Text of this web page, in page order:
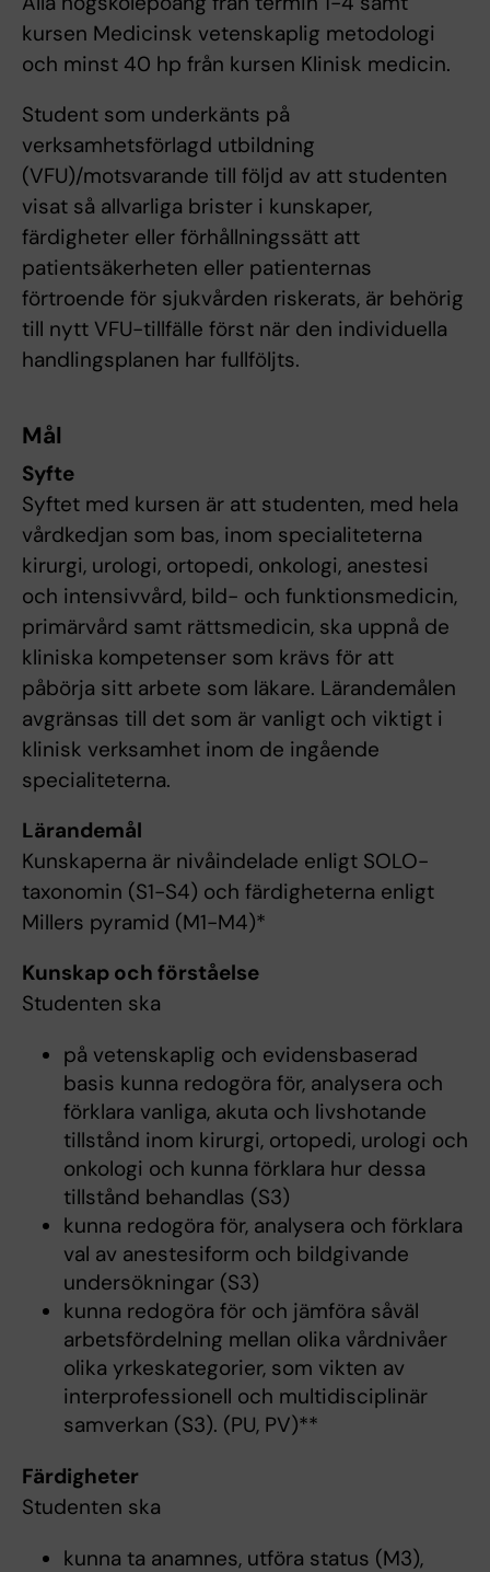
kursen Medicinsk vetenskaplig metodologi
och minst 40 hp från kursen Klinisk medicin.
Student som underkänts på
verksamhetsförlagd utbildning
(VFU)/motsvarande till följd av att studenten
visat så allvarliga brister i kunskaper,
färdigheter eller förhållningssätt att
patientsäkerheten eller patienternas
förtroende för sjukvården riskerats, är behörig
till nytt VFU-tillfälle först när den individuella
handlingsplanen har fullföljts.
Mål
Syfte
Syftet med kursen är att studenten, med hela
vårdkedjan som bas, inom specialiteterna
kirurgi, urologi, ortopedi, onkologi, anestesi
och intensivvård, bild- och funktionsmedicin,
primärvård samt rättsmedicin, ska uppnå de
kliniska kompetenser som krävs för att
påbörja sitt arbete som läkare. Lärandemålen
avgränsas till det som är vanligt och viktigt i
klinisk verksamhet inom de ingående
specialiteterna.
Lärandemål
Kunskaperna är nivåindelade enligt SOLO-
taxonomin (S1-S4) och färdigheterna enligt
Millers pyramid (M1-M4)*
Kunskap och förståelse
Studenten ska
på vetenskaplig och evidensbaserad
basis kunna redogöra för, analysera och
förklara vanliga, akuta och livshotande
tillstånd inom kirurgi, ortopedi, urologi och
onkologi och kunna förklara hur dessa
tillstånd behandlas (S3)
kunna redogöra för, analysera och förklara
val av anestesiform och bildgivande
undersökningar (S3)
kunna redogöra för och jämföra såväl
arbetsfördelning mellan olika vårdnivåer
olika yrkeskategorier, som vikten av
interprofessionell och multidisciplinär
samverkan (S3). (PU, PV)**
Färdigheter
Studenten ska
kunna ta anamnes, utföra status (M3),